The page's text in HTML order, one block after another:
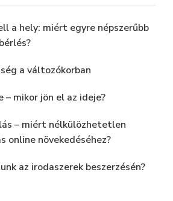
a hely: miért egyre népszerűbb
a változókorban
mikor jön el az ideje?
– miért nélkülözhetetlen
online növekedéséhez?
az irodaszerek beszerzésén?